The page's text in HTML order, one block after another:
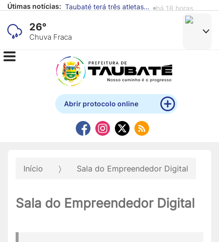
Útimas notícias: Taubaté terá três atletas na fase final do Campeonato Brasileiro de Karatê há 18 horas
26°
Chuva Fraca
Abrir protocolo online
Início Sala do Empreendedor Digital
Sala do Empreendedor Digital